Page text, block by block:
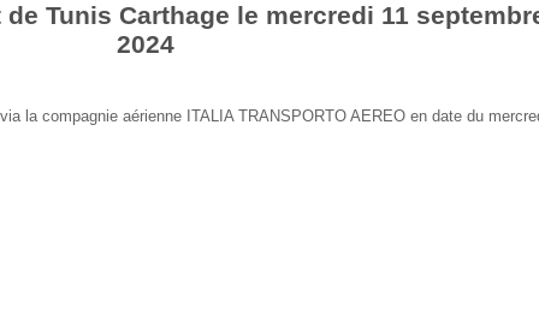
Tunis Carthage le mercredi 11
2024
la compagnie aérienne ITALIA TRANSPORTO AEREO en date du